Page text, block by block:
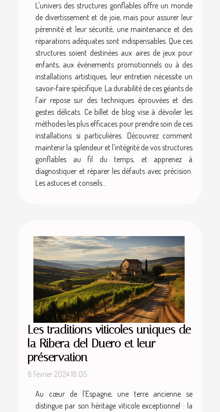
L'univers des structures gonflables offre un monde
de divertissement et de joie, mais pour assurer leur
pérennité et leur sécurité, une maintenance et des
réparations adéquates sont indispensables. Que ces
structures soient destinées aux aires de jeux pour
enfants, aux événements promotionnels ou à des
installations artistiques, leur entretien nécessite un
savoir-faire spécifique. La durabilité de ces géants de
l'air repose sur des techniques éprouvées et des
gestes délicats. Ce billet de blog vise à dévoiler les
méthodes les plus efficaces pour prendre soin de ces
installations si particulières. Découvrez comment
maintenir la splendeur et l'intégrité de vos structures
gonflables au fil du temps, et apprenez à
diagnostiquer et réparer les défauts avec précision.
Les astuces et conseils...
Les traditions viticoles uniques de
la Ribera del Duero et leur
préservation
8 février 2024 18:05
Au cœur de l'Espagne, une terre ancienne se
distingue par son héritage viticole exceptionnel : la